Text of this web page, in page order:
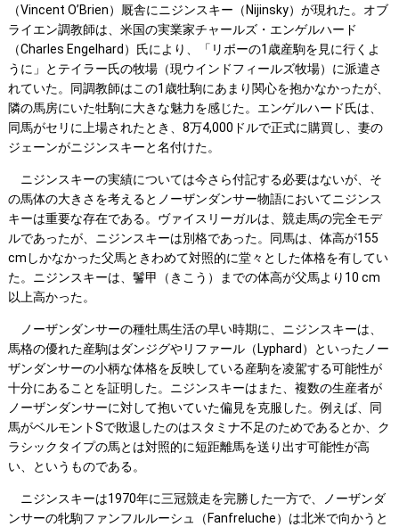
（Vincent O’Brien）厩舎にニジンスキー（Nijinsky）が現れた。オブ
ライエン調教師は、米国の実業家チャールズ・エンゲルハード
（Charles Engelhard）氏により、「リボーの1歳産駒を見に行くよ
うに」とテイラー氏の牧場（現ウインドフィールズ牧場）に派遣さ
れていた。同調教師はこの1歳牡駒にあまり関心を抱かなかったが、
隣の馬房にいた牡駒に大きな魅力を感じた。エンゲルハード氏は、
同馬がセリに上場されたとき、8万4,000ドルで正式に購買し、妻の
ジェーンがニジンスキーと名付けた。
ニジンスキーの実績については今さら付記する必要はないが、そ
の馬体の大きさを考えるとノーザンダンサー物語においてニジンス
キーは重要な存在である。ヴァイスリーガルは、競走馬の完全モデ
ルであったが、ニジンスキーは別格であった。同馬は、体高が155
cmしかなかった父馬ときわめて対照的に堂々とした体格を有してい
た。ニジンスキーは、鬐甲（きこう）までの体高が父馬より10 cm
以上高かった。
ノーザンダンサーの種牡馬生活の早い時期に、ニジンスキーは、
馬格の優れた産駒はダンジグやリファール（Lyphard）といったノー
ザンダンサーの小柄な体格を反映している産駒を凌駕する可能性が
十分にあることを証明した。ニジンスキーはまた、複数の生産者が
ノーザンダンサーに対して抱いていた偏見を克服した。例えば、同
馬がベルモントSで敗退したのはスタミナ不足のためであるとか、ク
ラシックタイプの馬とは対照的に短距離馬を送り出す可能性が高
い、というものである。
ニジンスキーは1970年に三冠競走を完勝した一方で、ノーザンダ
ンサーの牝駒ファンフルルーシュ（Fanfreluche）は北米で向かうと